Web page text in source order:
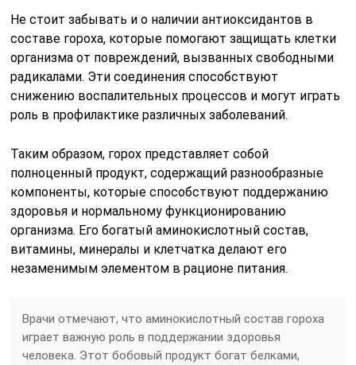
Не стоит забывать и о наличии антиоксидантов в
составе гороха, которые помогают защищать клетки
организма от повреждений, вызванных свободными
радикалами. Эти соединения способствуют
снижению воспалительных процессов и могут играть
роль в профилактике различных заболеваний.
Таким образом, горох представляет собой
полноценный продукт, содержащий разнообразные
компоненты, которые способствуют поддержанию
здоровья и нормальному функционированию
организма. Его богатый аминокислотный состав,
витамины, минералы и клетчатка делают его
незаменимым элементом в рационе питания.
Врачи отмечают, что аминокислотный состав гороха
играет важную роль в поддержании здоровья
человека. Этот бобовый продукт богат белками,